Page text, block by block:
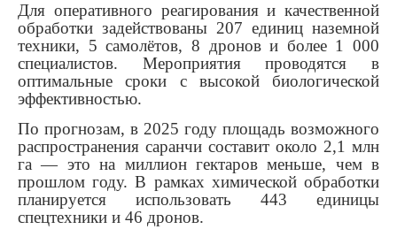
Для оперативного реагирования и качественной
обработки задействованы 207 единиц наземной
техники, 5 самолётов, 8 дронов и более 1 000
специалистов. Мероприятия проводятся в
оптимальные сроки с высокой биологической
эффективностью.
По прогнозам, в 2025 году площадь возможного
распространения саранчи составит около 2,1 млн
га — это на миллион гектаров меньше, чем в
прошлом году. В рамках химической обработки
планируется использовать 443 единицы
спецтехники и 46 дронов.